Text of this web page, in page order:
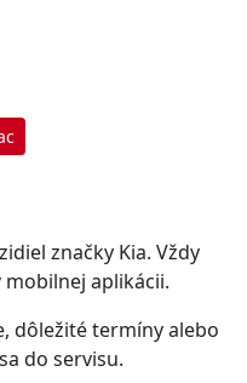
značky Kia. Vždy
aplikácii.
dôležité termíny alebo
do servisu.